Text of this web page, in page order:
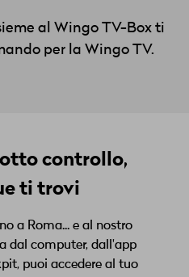
al Wingo TV-Box ti
per la Wingo TV.
controllo,
ti trovi
a Roma... e al nostro
dal computer, dall'app
puoi accedere al tuo